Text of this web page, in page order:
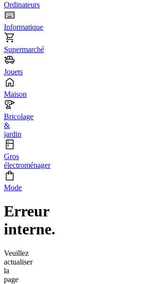
Ordinateurs
Informatique
Supermarché
Jouets
Maison
Bricolage
&
jardin
Gros
électroménager
Mode
Erreur
interne.
Veuillez
actualiser
la
page